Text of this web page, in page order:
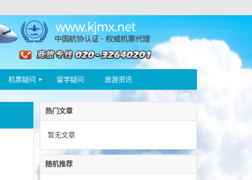
机票疑问 留学疑问 旅游资讯
热门文章
暂无文章
随机推荐